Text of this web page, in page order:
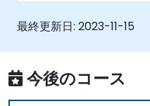
ストアを開発でき
セキュリティ強化
最終更新日: 2023-11-15
今後のコース